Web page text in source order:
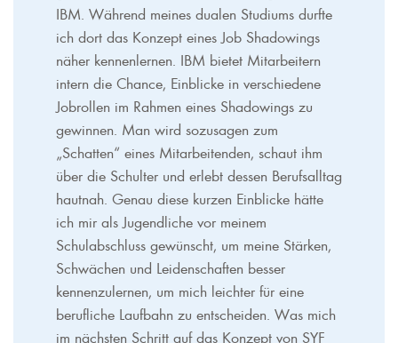
IBM. Während meines dualen Studiums durfte
ich dort das Konzept eines Job Shadowings
näher kennenlernen. IBM bietet Mitarbeitern
intern die Chance, Einblicke in verschiedene
Jobrollen im Rahmen eines Shadowings zu
gewinnen. Man wird sozusagen zum
„Schatten“ eines Mitarbeitenden, schaut ihm
über die Schulter und erlebt dessen Berufsalltag
hautnah. Genau diese kurzen Einblicke hätte
ich mir als Jugendliche vor meinem
Schulabschluss gewünscht, um meine Stärken,
Schwächen und Leidenschaften besser
kennenzulernen, um mich leichter für eine
berufliche Laufbahn zu entscheiden. Was mich
im nächsten Schritt auf das Konzept von SYF